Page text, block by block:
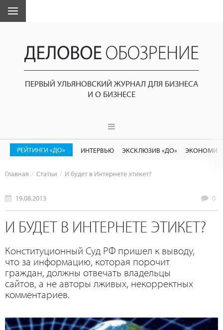
ПЕРВЫЙ УЛЬЯНОВСКИЙ ЖУРНАЛ ДЛЯ БИЗНЕСА
И О БИЗНЕСЕ
РЕЙТИНГИ «ДО» ИНТЕРВЬЮ ЭКСКЛЮЗИВ «ДО»
Главная Статьи И будет в Интернете этикет?
19.08.2013 0
И БУДЕТ В ИНТЕРНЕТЕ ЭТИКЕТ?
Конституционный Суд РФ пришел к выводу,
что за информацию, которая порочит
граждан, должны отвечать владельцы
сайтов, а не авторы лживых, некорректных
комментариев.